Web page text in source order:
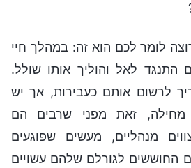
לומר לכם הוא זה: במהלך חיי
התנגד לאל והוליך אותו שולל.
לרשום אותם כעבירות, אך יש
מחילה, זאת מפני שרבים הם
מנהליים, מעשים שפוגעים
החוששים לגורלם שלהם עשויים